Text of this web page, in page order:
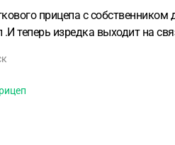
прицепа с
теперь изредка выходит на